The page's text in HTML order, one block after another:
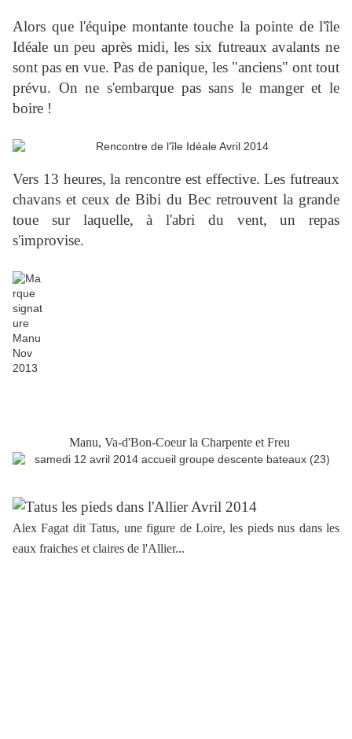
Alors que l'équipe montante touche la pointe de l'île
Idéale un peu après midi, les six futreaux avalants ne
sont pas en vue. Pas de panique, les "anciens" ont tout
prévu. On ne s'embarque pas sans le manger et le
boire !
Vers 13 heures, la rencontre est effective. Les futreaux
chavans et ceux de Bibi du Bec retrouvent la grande
toue sur laquelle, à l'abri du vent, un repas
s'improvise.
Manu, Va-d'Bon-Coeur la Charpente et Freu
Alex Fagat dit Tatus, une figure de Loire, les pieds nus dans les
eaux fraiches et claires de l'Allier...